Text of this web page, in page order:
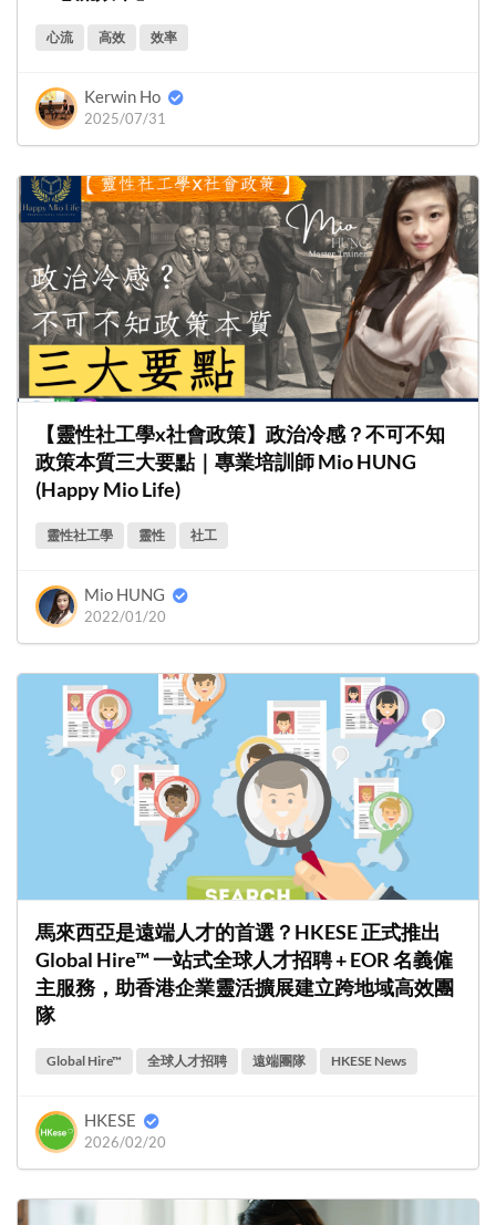
心流 高效 效率
Kerwin Ho
2025/07/31
【靈性社工學x社會政策】政治冷感？不可不知
政策本質三大要點｜專業培訓師 Mio HUNG
(Happy Mio Life)
靈性社工學 靈性 社工
Mio HUNG
2022/01/20
馬來西亞是遠端人才的首選？HKESE 正式推出
Global Hire™ 一站式全球人才招聘 + EOR 名義僱
主服務，助香港企業靈活擴展建立跨地域高效團
隊
Global Hire™ 全球人才招聘 遠端團隊 HKESE News
HKESE
2026/02/20